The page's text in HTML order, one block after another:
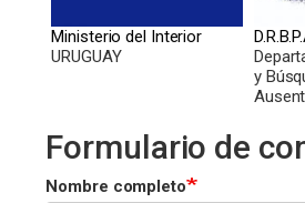
Ministerio del Interior
URUGUAY
y
Formulario de
Nombre completo